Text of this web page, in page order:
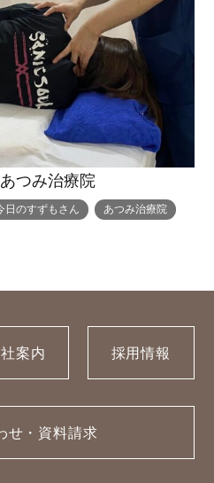
つみ治療院
日のすずもさん あつみ治療院
案内 採用情報
せ・資料請求